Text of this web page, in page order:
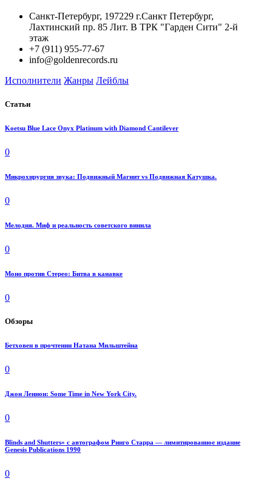
Санкт-Петербург, 197229 г.Санкт Петербург,
Лахтинский пр. 85 Лит. B ТРК "Гарден Сити" 2-й
этаж
+7 (911) 955-77-67
info@goldenrecords.ru
Исполнители Жанры Лейблы
Статьи
Koetsu Blue Lace Onyx Platinum with Diamond Cantilever
0
Микрохирургия звука: Подвижный Магнит vs Подвижная Катушка.
0
Мелодия. Миф и реальность советского винила
0
Моно против Стерео: Битва в канавке
0
Обзоры
Бетховен в прочтении Натана Мильштейна
0
Джон Леннон: Some Time in New York City.
0
Blinds and Shutters» с автографом Ринго Старра — лимитированное издание
Genesis Publications 1990
0